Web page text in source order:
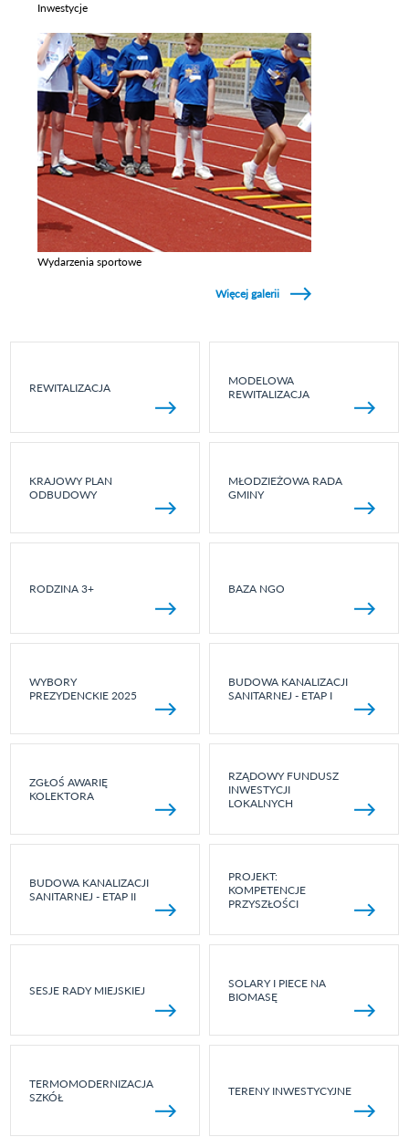
Inwestycje
Wydarzenia sportowe
Więcej galerii
REWITALIZACJA
MODELOWA
REWITALIZACJA
KRAJOWY PLAN
ODBUDOWY
MŁODZIEŻOWA RADA
GMINY
RODZINA 3+ BAZA NGO
WYBORY
PREZYDENCKIE 2025
BUDOWA KANALIZACJI
SANITARNEJ - ETAP I
ZGŁOŚ AWARIĘ
KOLEKTORA
RZĄDOWY FUNDUSZ
INWESTYCJI
LOKALNYCH
BUDOWA KANALIZACJI
SANITARNEJ - ETAP II
PROJEKT:
KOMPETENCJE
PRZYSZŁOŚCI
SESJE RADY MIEJSKIEJ
SOLARY I PIECE NA
BIOMASĘ
TERMOMODERNIZACJA
SZKÓŁ
TERENY INWESTYCYJNE